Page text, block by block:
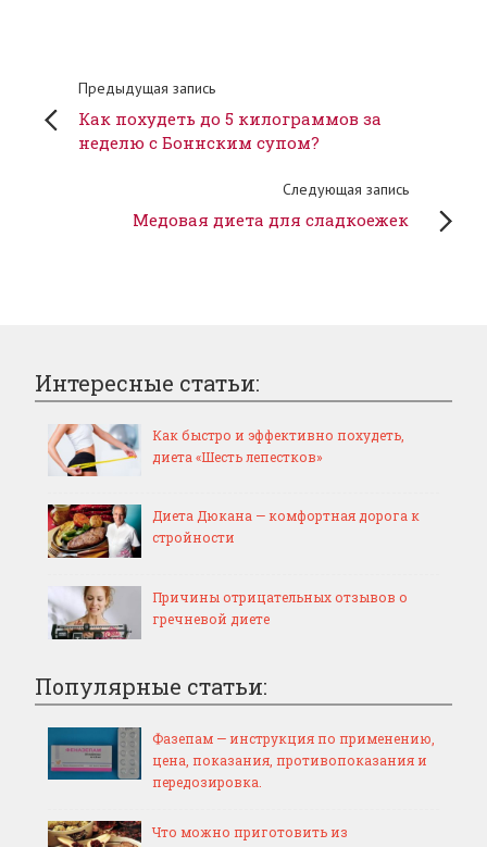
Предыдущая запись
Как похудеть до 5 килограммов за
неделю с Боннским супом?
Следующая запись
Медовая диета для сладкоежек
Интересные статьи:
Как быстро и эффективно похудеть,
диета «Шесть лепестков»
Диета Дюкана — комфортная дорога к
стройности
Причины отрицательных отзывов о
гречневой диете
Популярные статьи:
Фазепам — инструкция по применению,
цена, показания, противопоказания и
передозировка.
Что можно приготовить из